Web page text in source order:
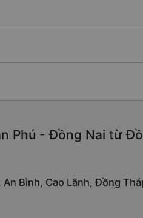
Phú - Đồng Nai từ
An Bình, Cao Lãnh, Đồng